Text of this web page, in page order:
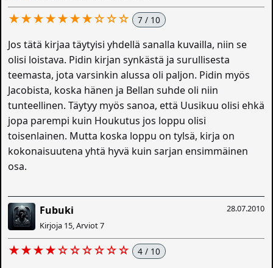
★★★★★★★☆☆☆ 7 / 10
Jos tätä kirjaa täytyisi yhdellä sanalla kuvailla, niin se
olisi loistava. Pidin kirjan synkästä ja surullisesta
teemasta, jota varsinkin alussa oli paljon. Pidin myös
Jacobista, koska hänen ja Bellan suhde oli niin
tunteellinen. Täytyy myös sanoa, että Uusikuu olisi ehkä
jopa parempi kuin Houkutus jos loppu olisi
toisenlainen. Mutta koska loppu on tylsä, kirja on
kokonaisuutena yhtä hyvä kuin sarjan ensimmäinen
osa.
28.07.2010
Fubuki
Kirjoja 15, Arviot 7
★★★★☆☆☆☆☆☆ 4 / 10